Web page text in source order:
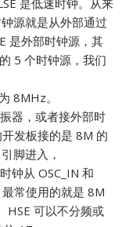
是低速时钟。从来
源就是从外部通过
是外部时钟源，其
5 个时钟源，我们
8MHz。
器，或者接外部时
发板接的是 8M 的
脚进入，
钟从 OSC_IN 和
常使用的就是 8M
HSE 可以不分频或